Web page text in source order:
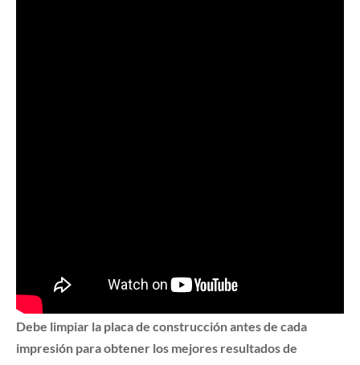
Debe limpiar la placa de construcción antes de cada
impresión para obtener los mejores resultados de